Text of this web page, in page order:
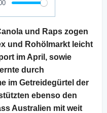
und Raps zogen
und Rohölmarkt leicht
im April, sowie
durch
im Getreidegürtel der
ebenso den
Australien mit weit